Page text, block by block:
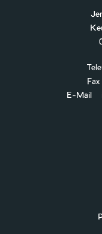
E-Mail